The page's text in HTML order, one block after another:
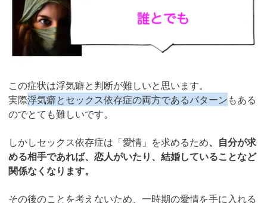
この症状は浮気癖と判断が難しいと思います。
実際浮気癖とセックス依存症の両方であるパターンもある
のでとても難しいです。
しかしセックス依存症は「愛情」を求めるため、自分が求
める相手であれば、恋人がいたり、結婚していることなど
関係なくなります。
その後のことを考えないため、一時期の愛情を手に入れる